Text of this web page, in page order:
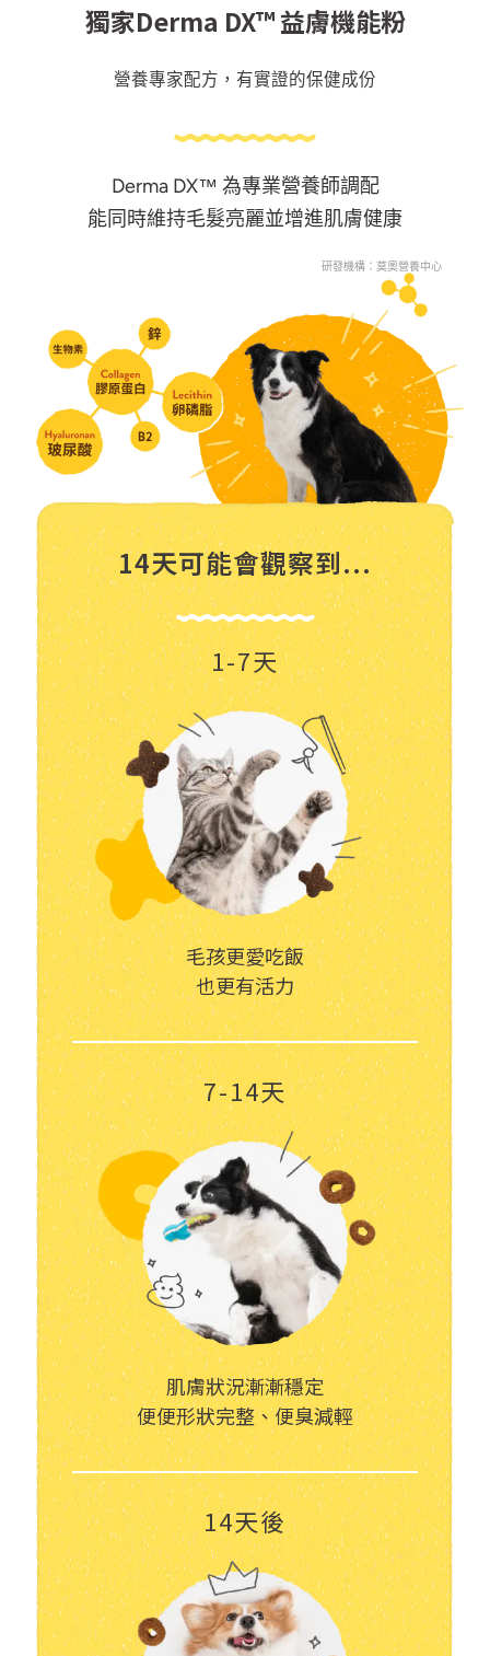
獨家Derma DX™ 益膚機能粉
營養專家配方，有實證的保健成份
Derma DX™ 為專業營養師調配
能同時維持毛髮亮麗並增進肌膚健康
研發機構：莫奧營養中心
14天可能會觀察到...
1-7天
毛孩更愛吃飯
也更有活力
7-14天
肌膚狀況漸漸穩定
便便形狀完整、便臭減輕
14天後